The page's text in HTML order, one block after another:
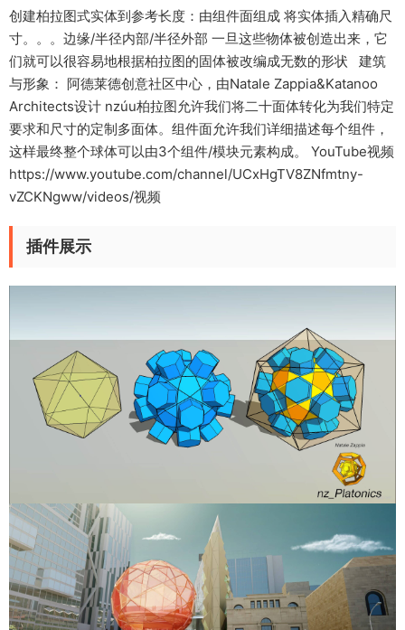
创建柏拉图式实体到参考长度：由组件面组成 将实体插入精确尺
寸。。。边缘/半径内部/半径外部 一旦这些物体被创造出来，它
们就可以很容易地根据柏拉图的固体被改编成无数的形状 建筑
与形象： 阿德莱德创意社区中心，由Natale Zappia&Katanoo
Architects设计 nzúu柏拉图允许我们将二十面体转化为我们特定
要求和尺寸的定制多面体。组件面允许我们详细描述每个组件，
这样最终整个球体可以由3个组件/模块元素构成。 YouTube视频
https://www.youtube.com/channel/UCxHgTV8ZNfmtny-
vZCKNgww/videos/视频
插件展示